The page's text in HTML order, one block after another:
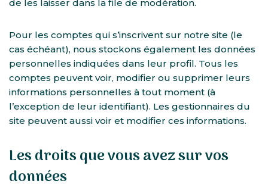
de les laisser dans la file de modération.
Pour les comptes qui s’inscrivent sur notre site (le
cas échéant), nous stockons également les données
personnelles indiquées dans leur profil. Tous les
comptes peuvent voir, modifier ou supprimer leurs
informations personnelles à tout moment (à
l’exception de leur identifiant). Les gestionnaires du
site peuvent aussi voir et modifier ces informations.
Les droits que vous avez sur vos
données